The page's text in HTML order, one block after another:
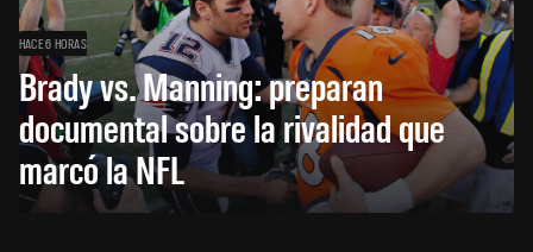
HACE 6 HORAS
Brady vs. Manning: preparan
documental sobre la rivalidad que
marcó la NFL